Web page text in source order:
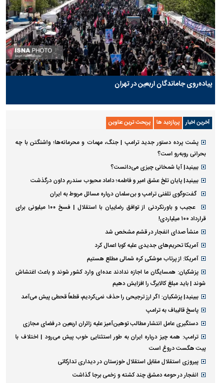
پیاده‌روی جاماندگان اربعین در تهران
آخرین اخبار پربازدید ها پربحث ترین عناوین
پشت پرده دستور جدید ترامپ | جنگ، مهمات و محرمانه‌ها؛ واشنگتن با چه
بحرانی روبه‌رو است؟
ببینید| آیا شمخانی چیزی می‌دانست؟
ببینید| پایان تلخ عشق امیر و فاطمه؛ داماد محبوب سندرم داون درگذشت
گفت‌وگوی تلفنی ترامپ و بن‌سلمان درباره مسائل مربوط به ایران
عجیب و باورنکردنی از توافق رضاییان با استقلال | فسخ ۱۰۰ میلیونی برای
قرارداد ۱۰۰ میلیاردی!
منشأ صدای انفجار در قشم مشخص شد
آمریکا تحریم‌های جدیدی علیه کوبا اعمال کرد
آمریکا: از پرتاب موشکی کره شمالی مطلع هستیم
پزشکیان: همسایگان ما اجازه ندادند عده‌ای وارد کشور شوند و باعث اغتشاش
شوند | باید مبلغ کالابرگ را افزایش دهیم
ببینید| پزشکیان: اگر ارز ترجیحی را حذف نمی‌کردیم، قطعاً قحطی پیش می‌آمد
پاسخ قالیباف به ترامپ
دستگیری عامل انتشار مطالب توهین‌آمیز علیه زائران اربعین در فضای مجازی
ترامپ: همه چیز درباره ایران به طور استثنایی خوب پیش می‌رود | اختلاف با
پیت هگست دروغ است
پیروزی استقلال مقابل استقلال خوزستان در دیداری تدارکاتی
انفجار در حومه دمشق چند کشته و زخمی برجا گذاشت